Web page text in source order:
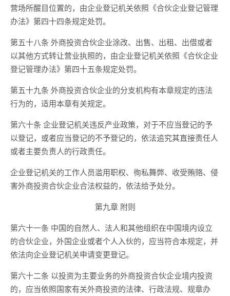
营场所醒目位置的，由企业登记机关依照《合伙企业登记管理
办法》第四十四条规定处罚。
第五十八条 外商投资合伙企业涂改、出售、出租、出借或者
以其他方式转让营业执照的，由企业登记机关依照《合伙企业
登记管理办法》第四十五条规定处罚。
第五十九条 外商投资合伙企业的分支机构有本章规定的违法
行为的，适用本章有关规定。
第六十条 企业登记机关违反产业政策，对于不应当登记的予
以登记，或者应当登记的不予登记的，依法追究其直接责任人
或者主要负责人的行政责任。
企业登记机关的工作人员滥用职权、徇私舞弊、收受贿赂、侵
害外商投资合伙企业合法权益的，依法给予处分。
第九章 附则
第六十一条 中国的自然人、法人和其他组织在中国境内设立
的合伙企业，外国企业或者个人入伙的，应当符合本规定，并
依法向企业登记机关申请变更登记。
第六十二条 以投资为主要业务的外商投资合伙企业境内投资
的，应当依照国家有关外商投资的法律、行政法规、规章办